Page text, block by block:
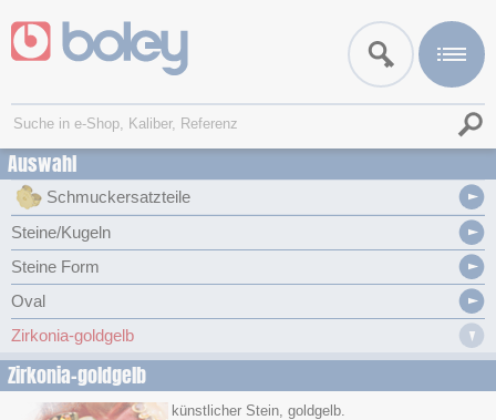
Auswahl
Schmuckersatzteile
Steine/Kugeln
Steine Form
Oval
Zirkonia-goldgelb
Zirkonia-goldgelb
künstlicher Stein, goldgelb.